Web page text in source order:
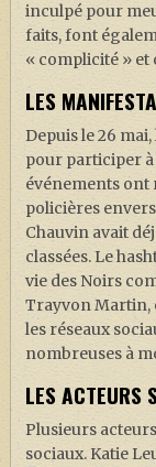
inculpé pour
faits, font
« complicité » et
LES
Depuis le 26
pour participer à
événements ont
policières
Chauvin avait
classées. Le
vie des Noirs
Trayvon Martin,
les réseaux
nombreuses à
LES ACTEURS
Plusieurs
sociaux. Katie